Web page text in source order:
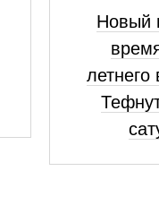
Новый